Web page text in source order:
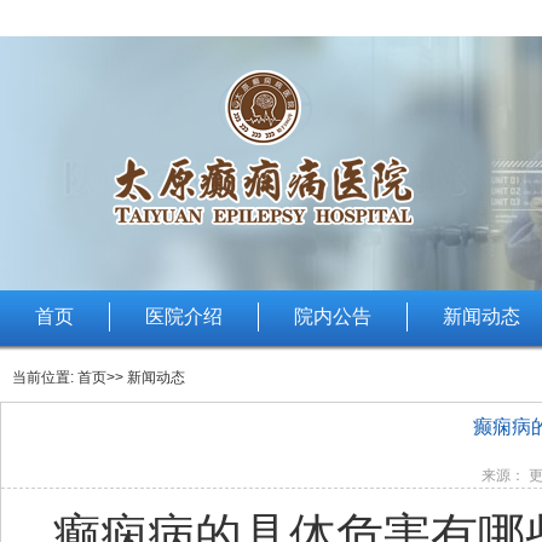
首页 医院介绍 院内公告 新闻动态
当前位置: 首页>> 新闻动态
癫痫病
来源：